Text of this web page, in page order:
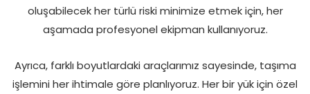
oluşabilecek her türlü riski minimize etmek için, her
aşamada profesyonel ekipman kullanıyoruz.
Ayrıca, farklı boyutlardaki araçlarımız sayesinde, taşıma
işlemini her ihtimale göre planlıyoruz. Her bir yük için özel